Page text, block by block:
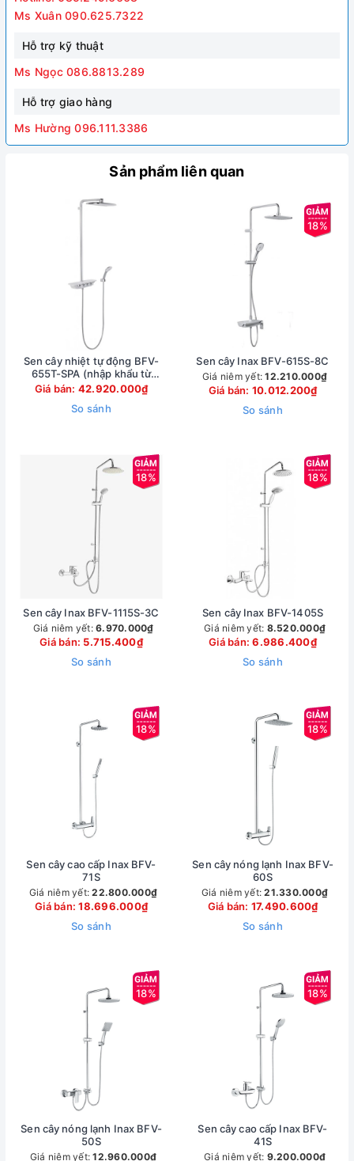
Ms Xuân 090.625.7322
Hỗ trợ kỹ thuật
Ms Ngọc 086.8813.289
Hỗ trợ giao hàng
Ms Hường 096.111.3386
Sản phẩm liên quan
Sen cây nhiệt tự động BFV-
655T-SPA (nhập khẩu từ
Nhật)
Giá bán: 42.920.000₫
So sánh
18%
Sen cây Inax BFV-615S-8C
Giá niêm yết:12.210.000₫
Giá bán: 10.012.200₫
So sánh
18%
Sen cây Inax BFV-1115S-3C
Giá niêm yết: 6.970.000₫
Giá bán: 5.715.400₫
So sánh
18%
Sen cây Inax BFV-1405S
Giá niêm yết: 8.520.000₫
Giá bán:6.986.400₫
So sánh
18%
Sen cây cao cấp Inax BFV-
71S
Giá niêm yết:22.800.000₫
Giá bán:18.696.000₫
So sánh
18%
Sen cây nóng lạnh Inax BFV-
60S
Giá niêm yết:21.330.000₫
Giá bán: 17.490.600₫
So sánh
18%
Sen cây nóng lạnh Inax BFV-
50S
Giá niêm yết:12.960.000₫
18%
Sen cây cao cấp Inax BFV-
41S
Giá niêm yết: 9.200.000₫